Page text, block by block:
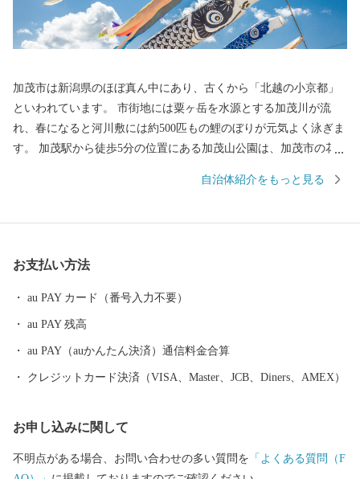
加茂市は新潟県のほぼ真ん中にあり、古くから「北越の小京都」
といわれています。 市街地には粟ヶ岳を水源とする加茂川が流
れ、春になると河川敷には約500匹もの鯉のぼりが元気よく泳ぎま
す。 加茂駅から徒歩5分の位置にある加茂山公園は、加茂市の花
は、シマリスたちが可愛くかけまわります。 また、木工のまちと
維や電気器具、機械、金属、皮革製品、食品などの産業が地域を
自治体紹介をもっと見る
お支払い方法
au PAY カード（番号入力不要）
au PAY 残高
au PAY（auかんたん決済）通信料金合算
クレジットカード決済（VISA、Master、JCB、Diners、AMEX）
お申し込みに関して
不明点がある場合、お問い合わせの多い質問を 「よくある質問（F